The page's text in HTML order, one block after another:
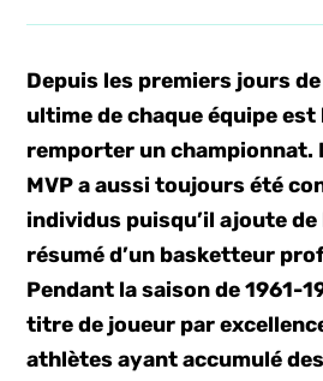
Depuis les premiers jours
ultime de chaque équipe est
remporter un championnat.
MVP a aussi toujours été
individus puisqu’il ajoute de
résumé d’un basketteur
Pendant la saison de 1961-
titre de joueur par
athlètes ayant accumulé